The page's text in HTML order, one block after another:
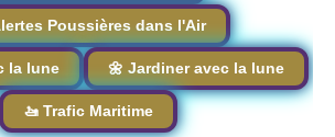
Poussières dans l'Air
la lune 🌼 Jardiner avec la lune
🚤 Trafic Maritime